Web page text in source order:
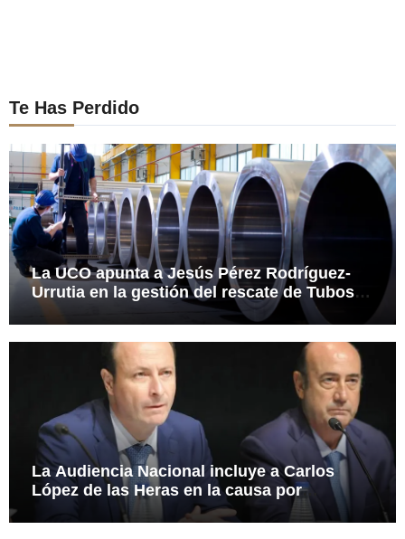
Te Has Perdido
La UCO apunta a Jesús Pérez Rodríguez-
Urrutia en la gestión del rescate de Tubos
Reunidos
La Audiencia Nacional incluye a Carlos
López de las Heras en la causa por
presuntas irregularidades en el rescate de
112,8 millones a Tubos Reunidos